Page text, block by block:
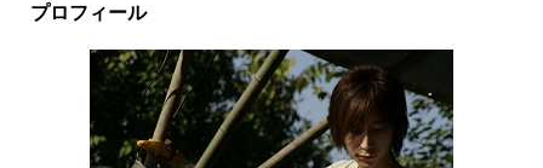
プロフィール